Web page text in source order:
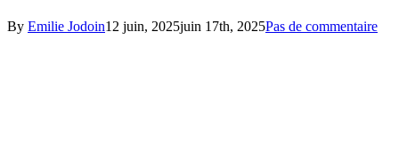
By Emilie Jodoin12 juin, 2025juin 17th, 2025Pas de commentaire